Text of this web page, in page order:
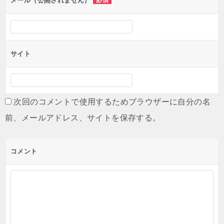
サイト
次回のコメントで使用するためブラウザーに自分の名
前、メールアドレス、サイトを保存する。
コメント